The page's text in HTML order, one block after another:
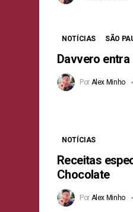
NOTÍCIAS SÃO
Davvero
Por Alex Minho
NOTÍCIAS
Receitas
Chocolate
Por Alex Minho